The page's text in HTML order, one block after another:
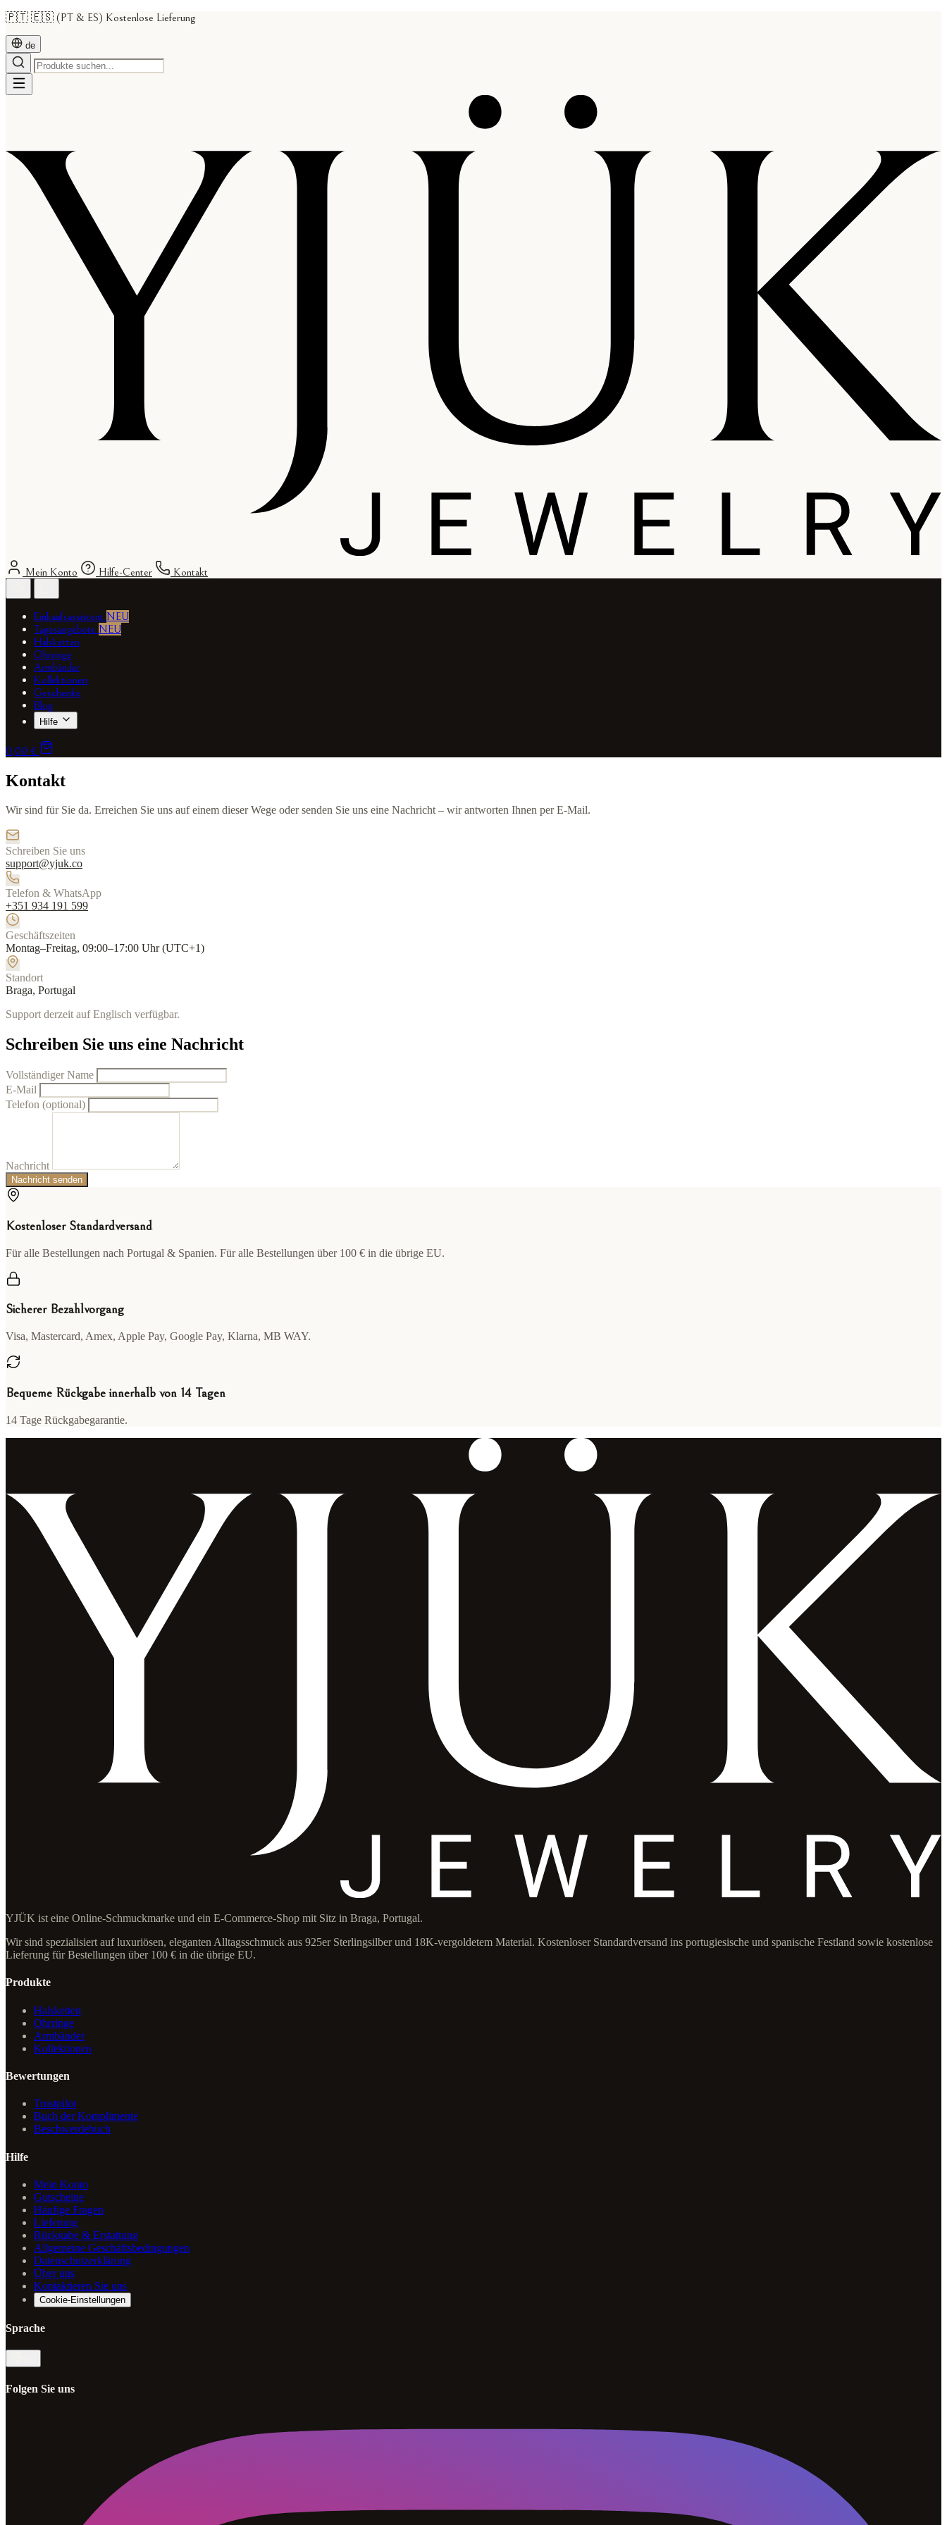
🇵🇹 🇪🇸 (PT & ES) Kostenlose Lieferung
de
Mein Konto Hilfe-Center Kontakt
Einkaufsassistent NEU
Tagesangebote NEU
Halsketten
Ohrringe
Armbänder
Kollektionen
Geschenke
Blog
Hilfe
0,00 €
Kontakt
Wir sind für Sie da. Erreichen Sie uns auf einem dieser Wege oder senden Sie uns eine Nachricht – wir antworten Ihnen per E-Mail.
Schreiben Sie uns
support@yjuk.co
Telefon & WhatsApp
+351 934 191 599
Geschäftszeiten
Montag–Freitag, 09:00–17:00 Uhr (UTC+1)
Standort
Braga, Portugal
Support derzeit auf Englisch verfügbar.
Schreiben Sie uns eine Nachricht
Vollständiger Name
E-Mail
Telefon (optional)
Nachricht
Nachricht senden
Kostenloser Standardversand
Für alle Bestellungen nach Portugal & Spanien. Für alle Bestellungen über 100 € in die übrige EU.
Sicherer Bezahlvorgang
Visa, Mastercard, Amex, Apple Pay, Google Pay, Klarna, MB WAY.
Bequeme Rückgabe innerhalb von 14 Tagen
14 Tage Rückgabegarantie.
YJÜK ist eine Online-Schmuckmarke und ein E-Commerce-Shop mit Sitz in Braga, Portugal.
Wir sind spezialisiert auf luxuriösen, eleganten Alltagsschmuck aus 925er Sterlingsilber und 18K-vergoldetem Material. Kostenloser Standardversand ins portugiesische und spanische Festland sowie kostenlose
Lieferung für Bestellungen über 100 € in die übrige EU.
Produkte
Halsketten
Ohrringe
Armbänder
Kollektionen
Bewertungen
Trustpilot
Buch der Komplimente
Beschwerdebuch
Hilfe
Mein Konto
Gutscheine
Häufige Fragen
Lieferung
Rückgabe & Erstattung
Allgemeine Geschäftsbedingungen
Datenschutzerklärung
Über uns
Kontaktieren Sie uns
Cookie-Einstellungen
Sprache
Folgen Sie uns